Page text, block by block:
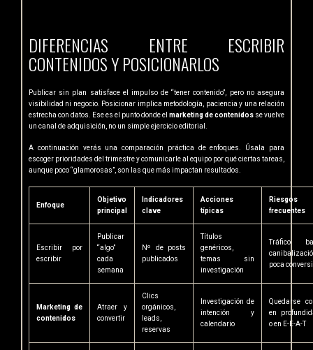
DIFERENCIAS ENTRE ESCRIBIR
CONTENIDOS Y POSICIONARLOS
Publicar sin plan satisface el impulso de “tener contenido”, pero no asegura
visibilidad ni negocio. Posicionar implica metodología, paciencia y una relación
estrecha con datos. Ese es el punto donde el marketing de contenidos se vuelve
un canal de adquisición, no un simple ejercicio editorial.
A continuación verás una comparación práctica de enfoques. Úsala para
escoger prioridades del trimestre y comunicarle al equipo por qué ciertas tareas,
aunque poco “glamorosas”, son las que más impactan resultados.
Enfoque
Objetivo
principal
Indicadores
clave
Acciones
típicas
Riesgos
frecuentes
Escribir por
escribir
Publicar
“algo”
cada
semana
Nº de posts
publicados
Títulos
genéricos,
temas sin
investigación
Tráfico
poca
Marketing de
contenidos
Atraer y
convertir
Clics
orgánicos,
leads,
reservas
Investigación de
intención y
calendario
Quedarse
en
o en E-E-A-T